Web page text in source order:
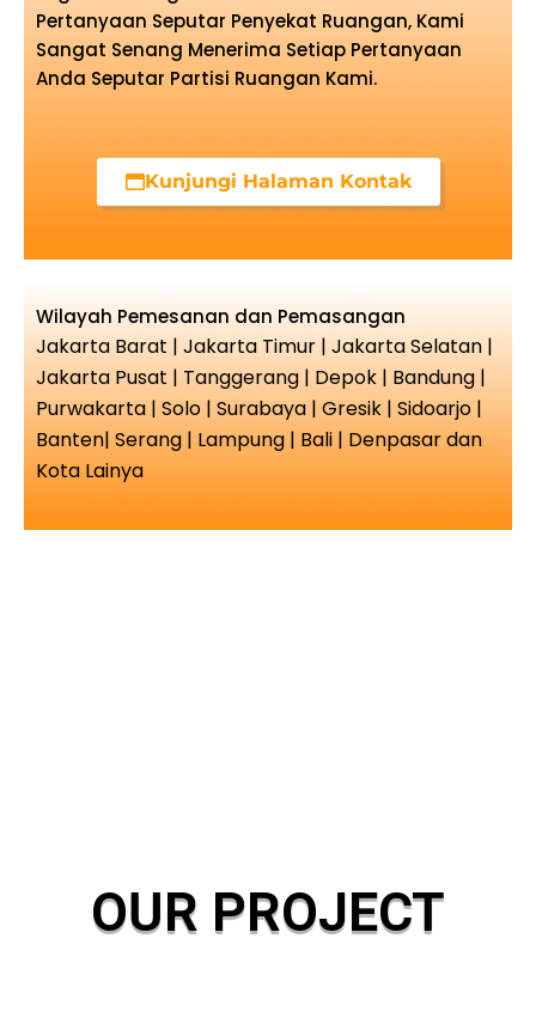
Pertanyaan Seputar Penyekat Ruangan, Kami
Sangat Senang Menerima Setiap Pertanyaan
Anda Seputar Partisi Ruangan Kami.
Kunjungi Halaman Kontak
Wilayah Pemesanan dan Pemasangan
Jakarta Barat | Jakarta Timur | Jakarta Selatan |
Jakarta Pusat | Tanggerang | Depok | Bandung |
Purwakarta | Solo | Surabaya | Gresik | Sidoarjo |
Banten| Serang | Lampung | Bali | Denpasar dan
Kota Lainya
OUR PROJECT